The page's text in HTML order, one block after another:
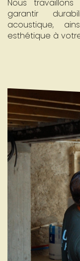
Nous
garantir
acoustique,
esthétique à